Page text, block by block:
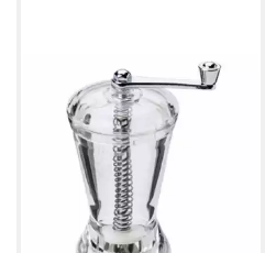
Gewürzmühle Muskatmühle,
11 cm Acryl, unbefüllt
ab 14,99 €
lieferbar - in 4-5 Werktagen bei dir